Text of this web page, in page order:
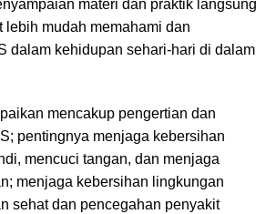
materi dan praktik langsung
lebih mudah memahami dan
dalam kehidupan sehari-hari di dalam
mencakup pengertian dan
pentingnya menjaga kebersihan
mencuci tangan, dan menjaga
menjaga kebersihan lingkungan
sehat dan pencegahan penyakit